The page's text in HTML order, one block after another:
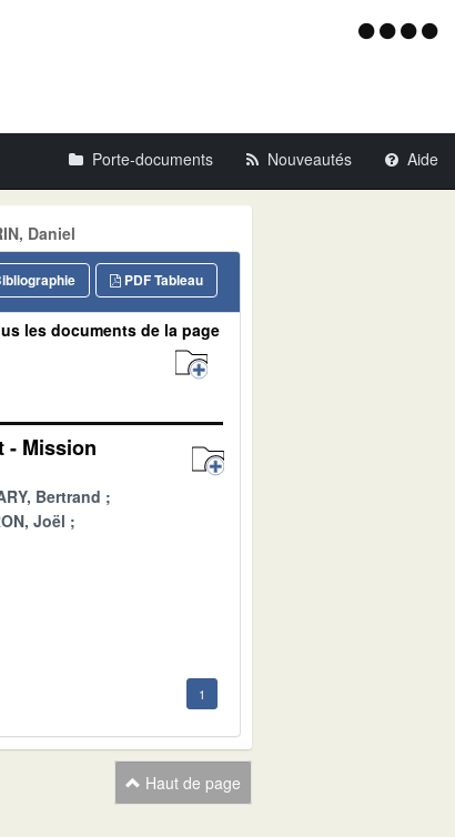
Menu
Porte-documents Nouveautés Aide
Daniel
PDF Tableau
les documents de la page
- Mission
Bertrand
Joël
1
Haut de page